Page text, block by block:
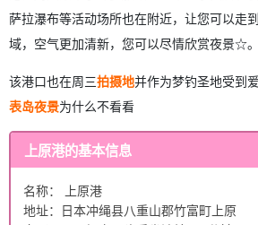
萨拉瀑布等活动场所也在附近，让您可以走
域，空气更加清新，您可以尽情欣赏夜景☆。
该港口也在周三拍摄地并作为梦钓圣地受到
表岛夜景为什么不看看
上原港的基本信息
名称： 上原港
地址：日本冲绳县八重山郡竹富町上原